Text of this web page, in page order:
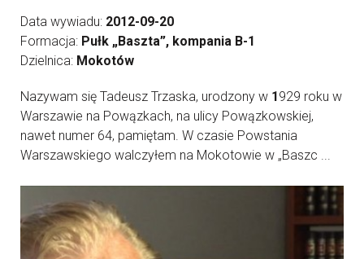
Data wywiadu: 2012-09-20
Formacja: Pułk „Baszta”, kompania B-1
Dzielnica: Mokotów
Nazywam się Tadeusz Trzaska, urodzony w 1929 roku w
Warszawie na Powązkach, na ulicy Powązkowskiej,
nawet numer 64, pamiętam. W czasie Powstania
Warszawskiego walczyłem na Mokotowie w „Baszc ...